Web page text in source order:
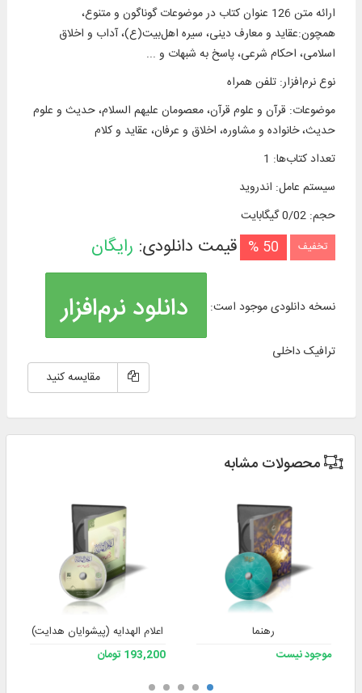
ارائه متن 126 عنوان کتاب در موضوعات گوناگون و متنوع،
همچون:عقاید و معارف دینی، سیره اهل‌بیت(ع)، آداب و اخلاق
اسلامی، احکام شرعی، پاسخ به شبهات و ...
نوع نرم‌افزار:تلفن همراه
موضوعات: قرآن و علوم قرآن، معصومان علیهم السلام، حدیث و علوم
حدیث، خانواده و مشاوره، اخلاق و عرفان، عقاید و كلام
تعداد کتاب‌ها:
1
سیستم عامل: اندروید
حجم:0/02 گیگابایت
تخفیف 50 % قیمت دانلودی: رایگان
نسخه دانلودی موجود است: دانلود نرم‌افزار
ترافیک داخلی
مقایسه کنید
محصولات مشابه
رهنما
موجود نیست
اعلام الهدایه (پیشوایان هدایت)
193,200 تومان